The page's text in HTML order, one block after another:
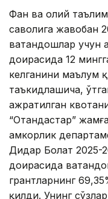
Фан ва олий
саволига жавобан
ватандошлар учун
доирасида 12
келганини маълум
таъкидлашича,
ажратилган
“Отандастар”
ҳамкорлик
Дидар Болат 2025-
доирасида
грантларнинг
қилди. Унинг